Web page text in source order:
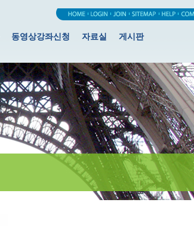
동영상강좌신청 자료실 게시판